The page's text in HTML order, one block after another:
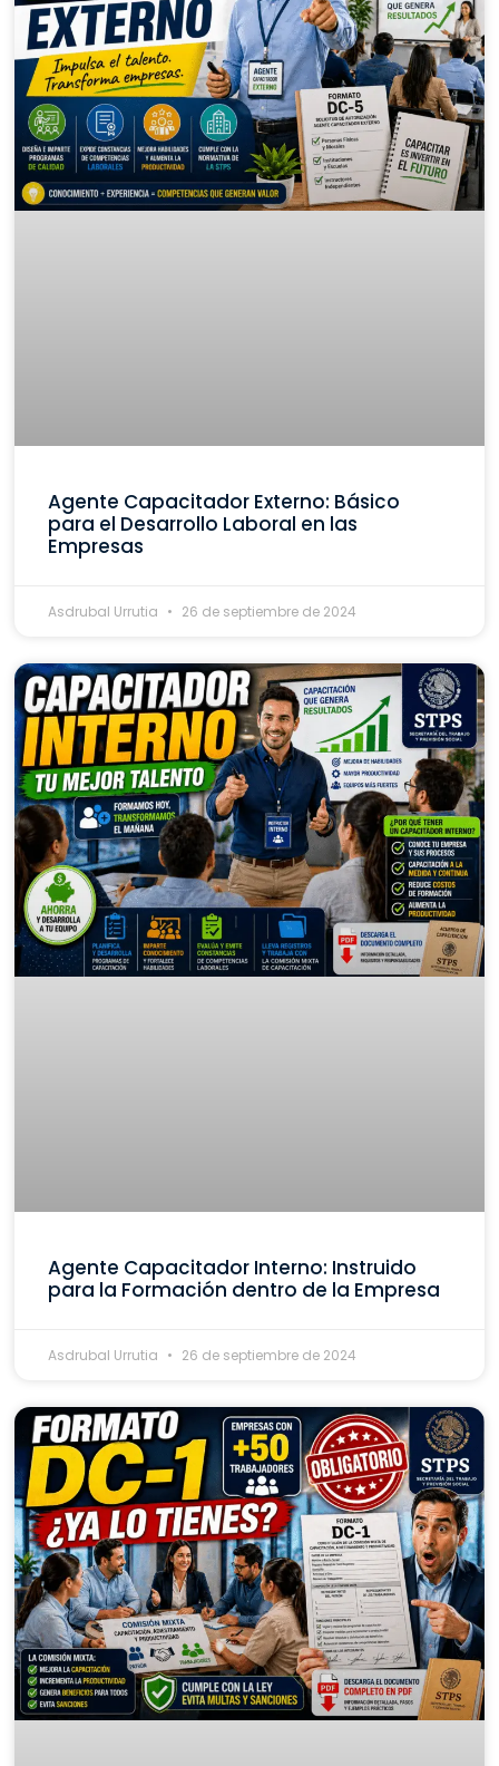
Agente Capacitador Externo: Básico
para el Desarrollo Laboral en las
Empresas
Asdrubal Urrutia 26 de septiembre de 2024
Agente Capacitador Interno: Instruido
para la Formación dentro de la Empresa
Asdrubal Urrutia 26 de septiembre de 2024